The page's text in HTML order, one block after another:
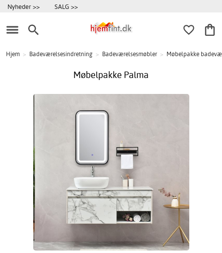
Nyheder >> SALG >>
Hjem > Badeværelsesindretning > Badeværelsesmøbler > Møbelpakke
Møbelpakke Palma